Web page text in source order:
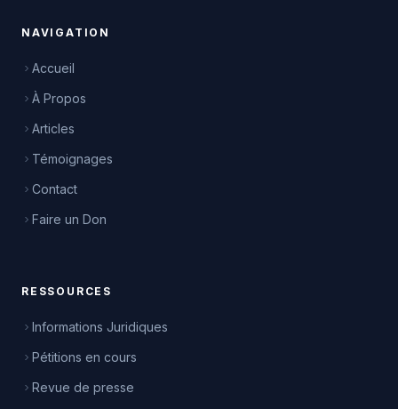
NAVIGATION
Accueil
À Propos
Articles
Témoignages
Contact
Faire un Don
RESSOURCES
Informations Juridiques
Pétitions en cours
Revue de presse